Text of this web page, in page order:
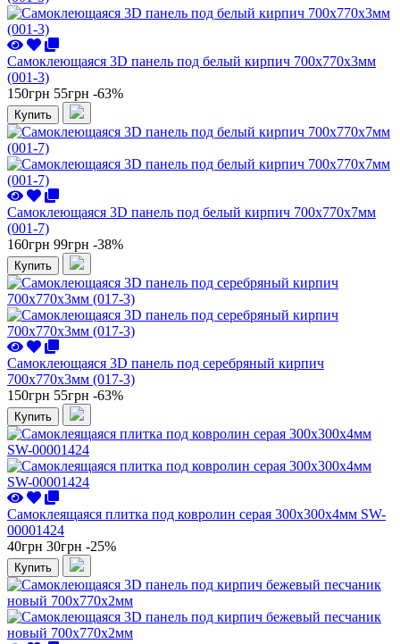
Самоклеющаяся 3D панель под белый кирпич 700x770x3мм
(001-3)
150грн 55грн -63%
Купить
Самоклеющаяся 3D панель под белый кирпич 700x770x7мм
(001-7)
160грн 99грн -38%
Купить
Самоклеющаяся 3D панель под серебряный кирпич
700x770x3мм (017-3)
150грн 55грн -63%
Купить
Самоклеящаяся плитка под ковролин серая 300х300х4мм SW-
00001424
40грн 30грн -25%
Купить